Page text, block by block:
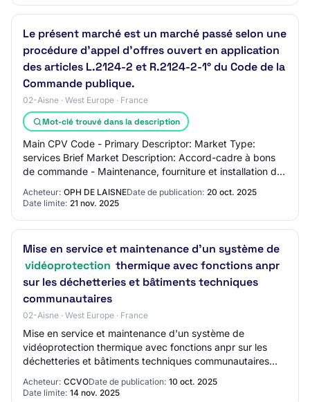
Le présent marché est un marché passé selon une
procédure d'appel d'offres ouvert en application
des articles L.2124-2 et R.2124-2-1° du Code de la
Commande publique.
02-Aisne · West Europe · France
Mot-clé trouvé dans la description
Main CPV Code - Primary Descriptor: Market Type:
services Brief Market Description: Accord-cadre à bons
de commande - Maintenance, fourniture et installation de
Acheteur: OPH DE LAISNEDate de publication: 20 oct. 2025
Date limite: 21 nov. 2025
Mise en service et maintenance d'un système de
vidéoprotection thermique avec fonctions anpr
sur les déchetteries et bâtiments techniques
communautaires
02-Aisne · West Europe · France
Mise en service et maintenance d'un système de
vidéoprotection thermique avec fonctions anpr sur les
déchetteries et bâtiments techniques communautaires
Acheteur: CCVODate de publication: 10 oct. 2025
Date limite: 14 nov. 2025